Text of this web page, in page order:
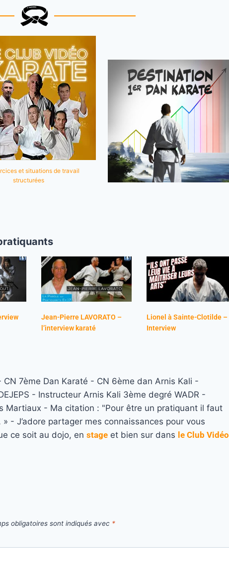
et situations de travail
structurées
Jean-Pierre LAVORATO –
l’interview karaté
Lionel à Sainte-Clotilde –
Interview
CN 7ème Dan Karaté - CN 6ème dan Arnis Kali -
- Instructeur Arnis Kali 3ème degré WADR -
Martiaux - Ma citation : "Pour être un pratiquant il faut
- J’adore partager mes connaissances pour vous
ce soit au dojo, en stage et bien sur dans le Club Vidéo
obligatoires sont indiqués avec *